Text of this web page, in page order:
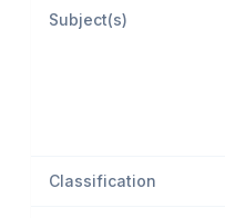
Subject(s)
Classification